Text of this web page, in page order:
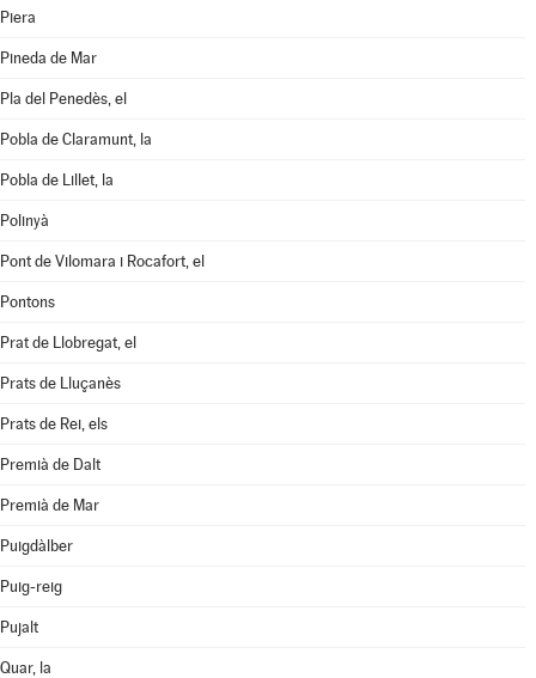
Piera
Pineda de Mar
Pla del Penedès, el
Pobla de Claramunt, la
Pobla de Lillet, la
Polinyà
Pont de Vilomara i Rocafort, el
Pontons
Prat de Llobregat, el
Prats de Lluçanès
Prats de Rei, els
Premià de Dalt
Premià de Mar
Puigdàlber
Puig-reig
Pujalt
Quar, la